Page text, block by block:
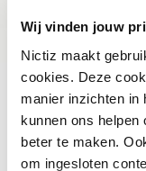
Wij vinden jouw
Nictiz maakt
cookies. Deze
manier inzichten in
kunnen ons helpen
beter te maken.
om ingesloten